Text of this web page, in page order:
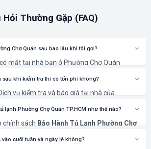
Hỏi Thường Gặp (FAQ)
Chợ Quán sau bao lâu khi tôi gọi?
mặt tại nhà bạn ở Phường Chợ Quán
sau khi kiểm tra thì có tốn phí không?
vụ kiểm tra và báo giá tại nhà của
sửa chữa.
lạnh Phường Chợ Quán TP.HCM như thế nào?
chính sách Bảo Hành Tủ Lạnh Phường Chợ
kiện thay thế. Thời gian cụ thể sẽ được ghi
cuối tuần và ngày lễ không?